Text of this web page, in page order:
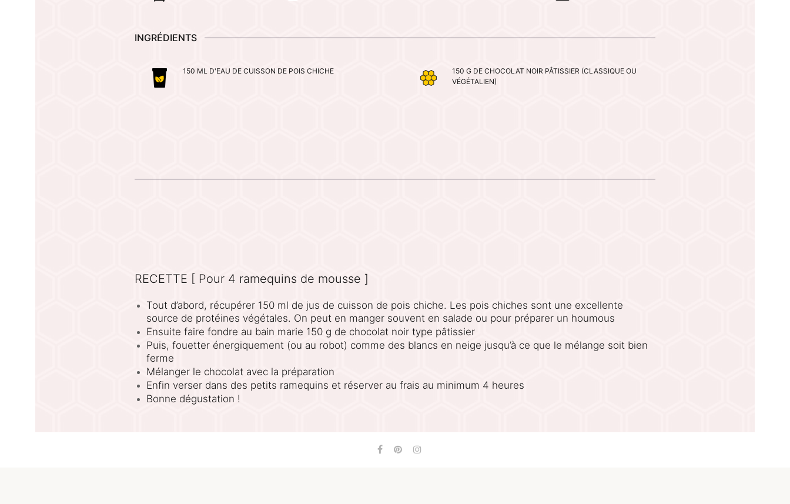
INGRÉDIENTS
150 ML D'EAU DE CUISSON DE POIS CHICHE
150 G DE CHOCOLAT NOIR PÂTISSIER (CLASSIQUE OU
VÉGÉTALIEN)
RECETTE [ Pour 4 ramequins de mousse ]
Tout d’abord, récupérer 150 ml de jus de cuisson de pois chiche. Les pois chiches sont une excellente
source de protéines végétales. On peut en manger souvent en salade ou pour préparer un houmous
Ensuite faire fondre au bain marie 150 g de chocolat noir type pâtissier
Puis, fouetter énergiquement (ou au robot) comme des blancs en neige jusqu’à ce que le mélange soit bien
ferme
Mélanger le chocolat avec la préparation
Enfin verser dans des petits ramequins et réserver au frais au minimum 4 heures
Bonne dégustation !